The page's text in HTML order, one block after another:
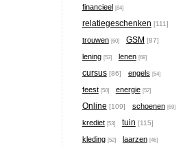
financieel [84]
relatiegeschenken [111]
trouwen [60] GSM [87]
lening [53] lenen [68]
cursus [86] engels [54]
feest [50] energie [52]
Online [109] schoenen [69]
krediet [53] tuin [115]
kleding [52] laarzen [46]